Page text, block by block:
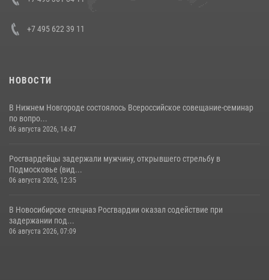
+7 495 622 39 11
НОВОСТИ
В Нижнем Новгороде состоялось Всероссийское совещание-семинар
по вопро...
06 августа 2026, 14:47
Росгвардейцы задержали мужчину, открывшего стрельбу в
Подмосковье (вид...
06 августа 2026, 12:35
В Новосибирске спецназ Росгвардии оказал содействие при
задержании под...
06 августа 2026, 07:09